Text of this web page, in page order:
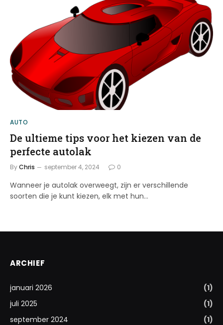
AUTO
De ultieme tips voor het kiezen van de
perfecte autolak
ByChris september 4, 2024 0
Wanneer je autolak overweegt, zijn er verschillende
soorten die je kunt kiezen, elk met hun…
ARCHIEF
januari 2026
(1)
juli 2025
(1)
september 2024
(1)